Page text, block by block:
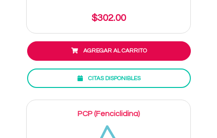
$302.00
AGREGAR AL CARRITO
CITAS DISPONIBLES
PCP (Fenciclidina)